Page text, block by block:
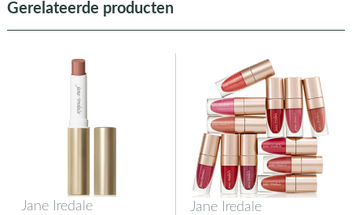
Gerelateerde producten
Jane Iredale
Jane Iredale